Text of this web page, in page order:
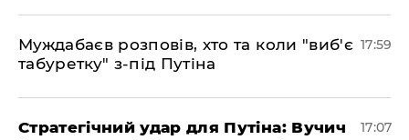
Муждабаєв розповів, хто та коли "виб'є
табуретку" з-під Путіна
17:59
Стратегічний удар для Путіна: Вучич
17:07